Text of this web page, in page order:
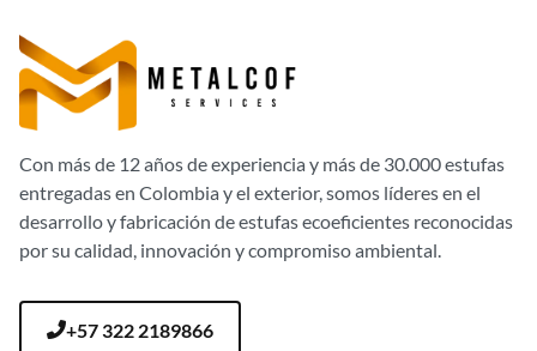
Con más de 12 años de experiencia y más de 30.000 estufas
entregadas en Colombia y el exterior, somos líderes en el
desarrollo y fabricación de estufas ecoeficientes reconocidas
por su calidad, innovación y compromiso ambiental.
+57 322 2189866